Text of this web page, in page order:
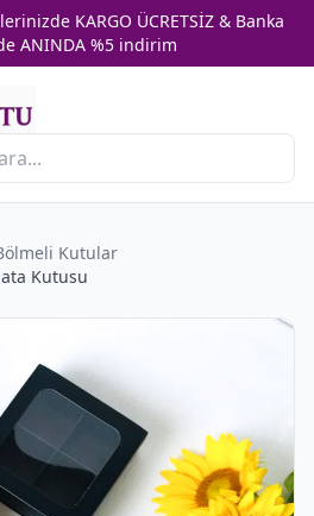
KARGO ÜCRETSİZ & Banka
ANINDA %5 indirim
Kutular
Kutusu